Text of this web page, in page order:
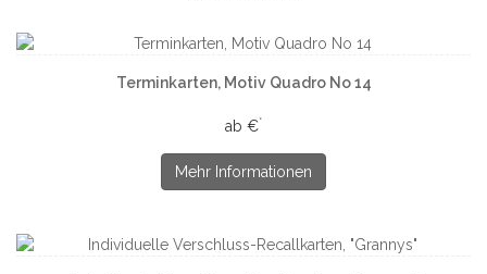
Terminkarten, Motiv Quadro No 14
ab €*
Mehr Informationen